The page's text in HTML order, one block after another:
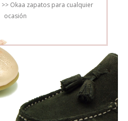
>> Okaa zapatos para cualquier
ocasión